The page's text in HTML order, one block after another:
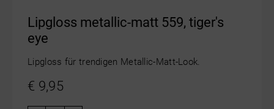
Lipgloss metallic-matt 559, tiger's
eye
Lipgloss für trendigen Metallic-Matt-Look.
€ 9,95